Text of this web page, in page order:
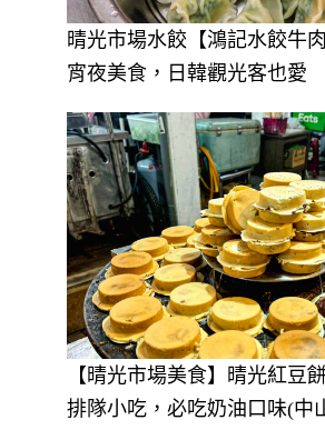
晴光市場水餃【鴻記水餃牛
宵夜美食，日韓觀光客也愛
【晴光市場美食】晴光紅豆
排隊小吃，必吃奶油口味(中